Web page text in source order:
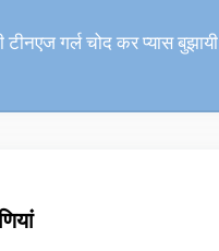
गर्ल चोद कर प्यास बुझायी